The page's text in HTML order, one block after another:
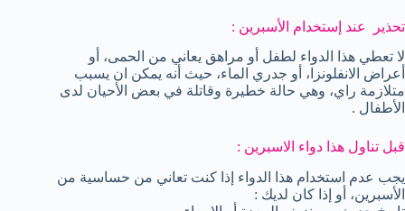
تحذير عند إستخدام الأسبرين :
لا تعطي هذا الدواء لطفل أو مراهق يعاني من الحمى، أو
أعراض الانفلونزا، أو جدري الماء، حيث أنه يمكن ان يسبب
متلازمة راي، وهي حالة خطيرة وقاتلة في بعض الأحيان لدى
الأطفال .
قبل تناول هذا دواء الاسبرين :
يجب عدم استخدام هذا الدواء إذا كنت تعاني من حساسية من
الأسبرين، أو إذا كان لديك :